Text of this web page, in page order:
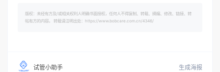
版权：未经有方及/或相关权利人明确书面授权，任何人不得复制、转载、摘编、修改、链接、转
帖有方的内容。 转载请注明出处：https://www.bobcare.com.cn/4346/
试管小助手 生成海报